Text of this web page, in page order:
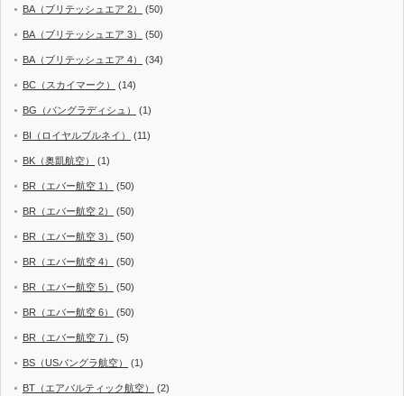
BA（ブリテッシュエア 2） (50)
BA（ブリテッシュエア 3） (50)
BA（ブリテッシュエア 4） (34)
BC（スカイマーク） (14)
BG（バングラディシュ） (1)
BI（ロイヤルブルネイ） (11)
BK（奥凱航空） (1)
BR（エバー航空 1） (50)
BR（エバー航空 2） (50)
BR（エバー航空 3） (50)
BR（エバー航空 4） (50)
BR（エバー航空 5） (50)
BR（エバー航空 6） (50)
BR（エバー航空 7） (5)
BS（USバングラ航空） (1)
BT（エアバルティック航空） (2)